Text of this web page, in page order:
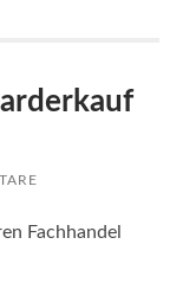
Fachhandel